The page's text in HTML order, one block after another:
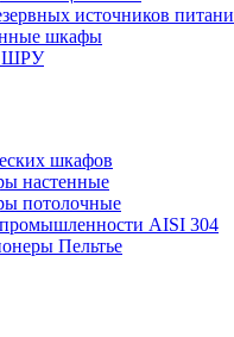
источников
шкафы
ШРУ
шкафов
настенные
потолочные
AISI 304
Пельтье